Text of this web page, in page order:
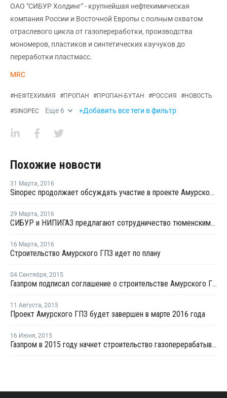
ОАО "СИБУР Холдинг" - крупнейшая нефтехимическая
компания России и Восточной Европы с полным охватом
отраслевого цикла от газопереработки, производства
мономеров, пластиков и синтетических каучуков до
переработки пластмасс.
MRC
#НЕФТЕХИМИЯ #ПРОПАН #ПРОПАН-БУТАН #РОССИЯ #НОВОСТЬ
#SINOPEC Еще 6 +Добавить все теги в фильтр
Похожие новости
31 Марта, 2016
Sinopec продолжает обсуждать участие в проекте Амурского ГХК – Д.Конов
29 Марта, 2016
СИБУР и НИПИГАЗ предлагают сотрудничество тюменским предприятиям
16 Марта, 2016
Cтроительство Aмypcкого ГПЗ идет по плану
04 Сентября, 2015
Газпром подписал соглашение о строительстве Амурского ГПЗ
11 Августа, 2015
Проект Амурского ГПЗ будет завершен в марте 2016 года
16 Июня, 2015
Газпром в 2015 году начнет строительство газоперерабатывающего завода в Амурской области